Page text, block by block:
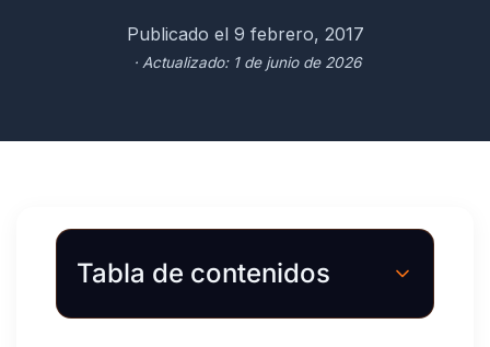
Publicado el 9 febrero, 2017
· Actualizado: 1 de junio de 2026
Tabla de contenidos